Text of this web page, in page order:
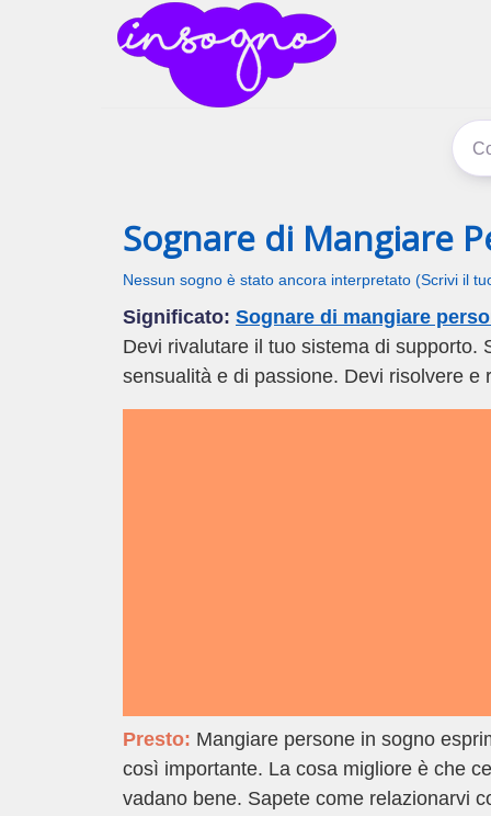
Sognare di Mangiare
Nessun sogno è stato ancora interpretato (Scrivi il
Significato: Sognare di mangiare
Devi rivalutare il tuo sistema di supporto.
sensualità e di passione. Devi risolvere
Presto: Mangiare persone in sogno
così importante. La cosa migliore è che
vadano bene. Sapete come relazionarvi